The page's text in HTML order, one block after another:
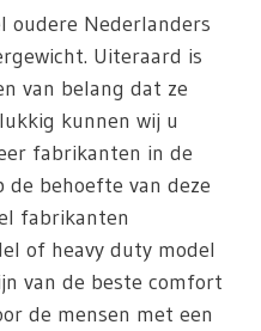
oudere Nederlanders
Uiteraard is
van belang dat ze
kunnen wij u
fabrikanten in de
behoefte van deze
fabrikanten
of heavy duty model
van de beste comfort
de mensen met een